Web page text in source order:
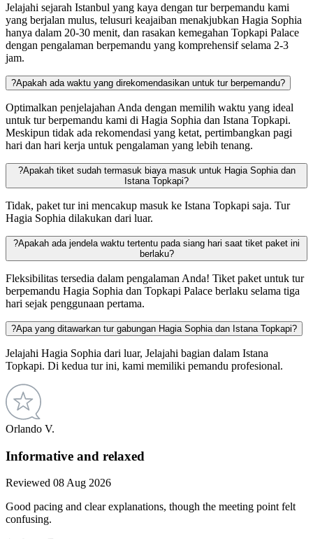
Jelajahi sejarah Istanbul yang kaya dengan tur berpemandu kami
yang berjalan mulus, telusuri keajaiban menakjubkan Hagia Sophia
hanya dalam 20-30 menit, dan rasakan kemegahan Topkapi Palace
dengan pengalaman berpemandu yang komprehensif selama 2-3
jam.
?Apakah ada waktu yang direkomendasikan untuk tur berpemandu?
Optimalkan penjelajahan Anda dengan memilih waktu yang ideal
untuk tur berpemandu kami di Hagia Sophia dan Istana Topkapi.
Meskipun tidak ada rekomendasi yang ketat, pertimbangkan pagi
hari dan hari kerja untuk pengalaman yang lebih tenang.
?Apakah tiket sudah termasuk biaya masuk untuk Hagia Sophia dan
Istana Topkapi?
Tidak, paket tur ini mencakup masuk ke Istana Topkapi saja. Tur
Hagia Sophia dilakukan dari luar.
?Apakah ada jendela waktu tertentu pada siang hari saat tiket paket ini
berlaku?
Fleksibilitas tersedia dalam pengalaman Anda! Tiket paket untuk tur
berpemandu Hagia Sophia dan Topkapi Palace berlaku selama tiga
hari sejak penggunaan pertama.
?Apa yang ditawarkan tur gabungan Hagia Sophia dan Istana Topkapi?
Jelajahi Hagia Sophia dari luar, Jelajahi bagian dalam Istana
Topkapi. Di kedua tur ini, kami memiliki pemandu profesional.
Orlando V.
Informative and relaxed
Reviewed 08 Aug 2026
Good pacing and clear explanations, though the meeting point felt
confusing.